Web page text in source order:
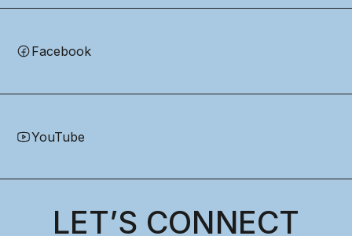
Facebook
YouTube
LET’S CONNECT